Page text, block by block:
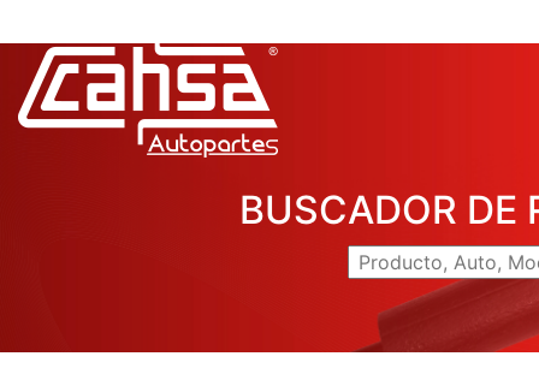
BUSCADOR DE